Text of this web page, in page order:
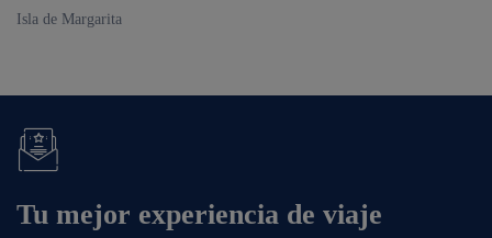
Isla de Margarita
Tu mejor experiencia de viaje